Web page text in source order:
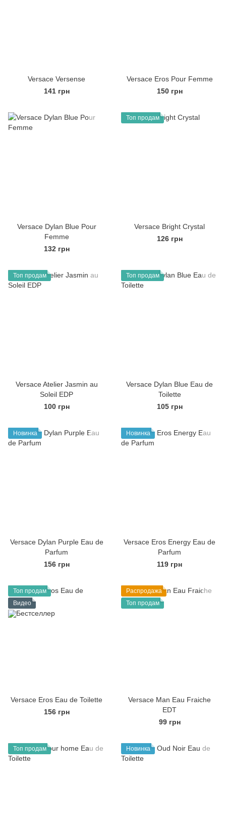
Versace Versense
141 грн
Versace Eros Pour Femme
150 грн
Versace Dylan Blue Pour
Femme
132 грн
Топ продам
Versace Bright Crystal
126 грн
Топ продам
Versace Atelier Jasmin au
Soleil EDP
100 грн
Топ продам
Versace Dylan Blue Eau de
Toilette
105 грн
Новинка
Versace Dylan Purple Eau de
Parfum
156 грн
Новинка
Versace Eros Energy Eau de
Parfum
119 грн
Топ продам
Видео
Versace Eros Eau de Toilette
156 грн
Распродажа
Топ продам
Versace Man Eau Fraiche
EDT
99 грн
Топ продам Новинка